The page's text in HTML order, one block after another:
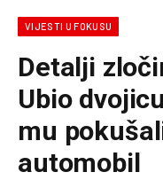
VIJESTI U FOKUSU
Detalji
Ubio
mu
automobil